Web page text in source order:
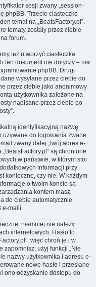
sesji zwany „session-
phpBB. Trzecie ciasteczko
temat na „BeatsFactory.pl”.
tematy zostały przez ciebie
forum.
też utworzyć ciasteczka
ten dokument nie dotyczy – ma
phpBB. Drugi
wysyłane przez ciebie do
przez ciebie jako anonimowy
użytkownika założone na
napisane przez ciebie po
identyfikacyjną nazwę
używane do logowania zwane
zwany dalej „twój adres e-
są chronione
w państwie, w którym stoi
informacji przy
konieczne, czy nie. W każdym
o twoim koncie są
kontem masz
do ciebie automatycznie
e-maili.
niemniej nie należy
internetowych. Hasło to
więc chroń je i w
zapomnisz, użyj funkcji „Nie
nazwy użytkownika i adresu e-
nowe hasło i przesłane
ono odzyskanie dostępu do